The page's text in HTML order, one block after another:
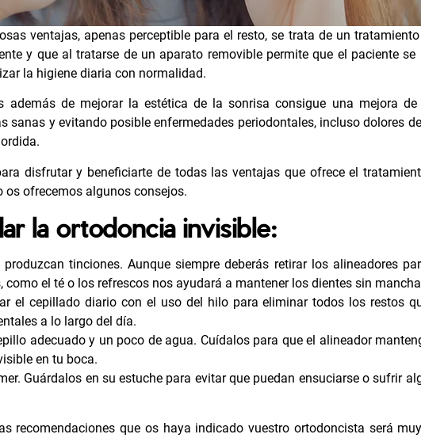
ventajas, apenas perceptible para el resto, se trata de un
y que al tratarse de un aparato removible permite que el paciente se
la higiene diaria con normalidad.
además de mejorar la estética de la sonrisa consigue una mejora
sanas y evitando posibleenfermedades periodontales, incluso dolores
disfrutar y beneficiarte de todas las ventajas que ofrece el
os ofrecemos algunos consejos.
la ortodoncia invisible:
tinciones. Aunque siempre deberás retirar los alineadores
el té o los refrescos nos ayudará a mantener los dientes sin
el cepillado diario con el uso del hilo para eliminar todos los restos
a lo largo del día.
adecuado y un poco de agua. Cuídalos para que el alineador
en tu boca.
Guárdalos en su estuche para evitar que puedan ensuciarse o sufrir
recomendaciones que os haya indicado vuestro ortodoncista será